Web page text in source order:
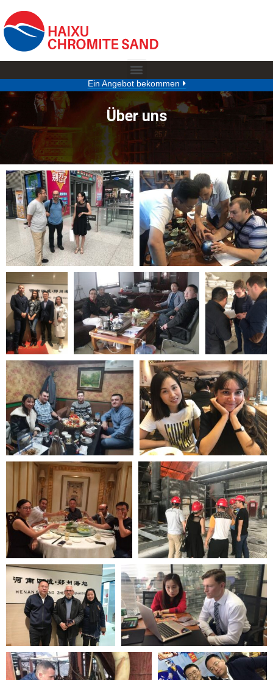
Ein Angebot bekommen
Über uns